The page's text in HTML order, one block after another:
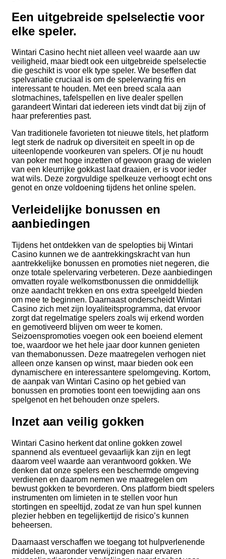
Een uitgebreide spelselectie voor
elke speler.
Wintari Casino hecht niet alleen veel waarde aan uw
veiligheid, maar biedt ook een uitgebreide spelselectie
die geschikt is voor elk type speler. We beseffen dat
spelvariatie cruciaal is om de spelervaring fris en
interessant te houden. Met een breed scala aan
slotmachines, tafelspellen en live dealer spellen
garandeert Wintari dat iedereen iets vindt dat bij zijn of
haar preferenties past.
Van traditionele favorieten tot nieuwe titels, het platform
legt sterk de nadruk op diversiteit en speelt in op de
uiteenlopende voorkeuren van spelers. Of je nu houdt
van poker met hoge inzetten of gewoon graag de wielen
van een kleurrijke gokkast laat draaien, er is voor ieder
wat wils. Deze zorgvuldige spelkeuze verhoogt echt ons
genot en onze voldoening tijdens het online spelen.
Verleidelijke bonussen en
aanbiedingen
Tijdens het ontdekken van de spelopties bij Wintari
Casino kunnen we de aantrekkingskracht van hun
aantrekkelijke bonussen en promoties niet negeren, die
onze totale spelervaring verbeteren. Deze aanbiedingen
omvatten royale welkomstbonussen die onmiddellijk
onze aandacht trekken en ons extra speelgeld bieden
om mee te beginnen. Daarnaast onderscheidt Wintari
Casino zich met zijn loyaliteitsprogramma, dat ervoor
zorgt dat regelmatige spelers zoals wij erkend worden
en gemotiveerd blijven om weer te komen.
Seizoenspromoties voegen ook een boeiend element
toe, waardoor we het hele jaar door kunnen genieten
van themabonussen. Deze maatregelen verhogen niet
alleen onze kansen op winst, maar bieden ook een
dynamischere en interessantere spelomgeving. Kortom,
de aanpak van Wintari Casino op het gebied van
bonussen en promoties toont een toewijding aan ons
spelgenot en het behouden onze spelers.
Inzet aan veilig gokken
Wintari Casino herkent dat online gokken zowel
spannend als eventueel gevaarlijk kan zijn en legt
daarom veel waarde aan verantwoord gokken. We
denken dat onze spelers een beschermde omgeving
verdienen en daarom nemen we maatregelen om
bewust gokken te bevorderen. Ons platform biedt spelers
instrumenten om limieten in te stellen voor hun
stortingen en speeltijd, zodat ze van hun spel kunnen
plezier hebben en tegelijkertijd de risico’s kunnen
beheersen.
Daarnaast verschaffen we toegang tot hulpverlenende
middelen, waaronder verwijzingen naar ervaren